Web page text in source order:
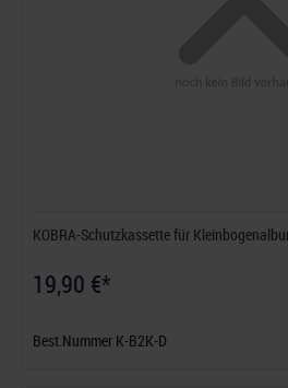
KOBRA-Schutzkassette für
19,90 €*
Best.Nummer K-B2K-D